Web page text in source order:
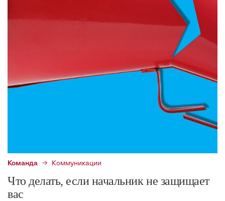
Команда Коммуникации
Что делать, если начальник не защищает
вас